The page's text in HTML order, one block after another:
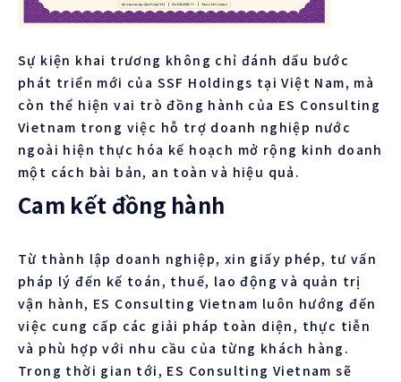
Sự kiện khai trương không chỉ đánh dấu bước
phát triển mới của SSF Holdings tại Việt Nam, mà
còn thể hiện vai trò đồng hành của ES Consulting
Vietnam trong việc hỗ trợ doanh nghiệp nước
ngoài hiện thực hóa kế hoạch mở rộng kinh doanh
một cách bài bản, an toàn và hiệu quả.
Cam kết đồng hành
Từ thành lập doanh nghiệp, xin giấy phép, tư vấn
pháp lý đến kế toán, thuế, lao động và quản trị
vận hành, ES Consulting Vietnam luôn hướng đến
việc cung cấp các giải pháp toàn diện, thực tiễn
và phù hợp với nhu cầu của từng khách hàng.
Trong thời gian tới, ES Consulting Vietnam sẽ